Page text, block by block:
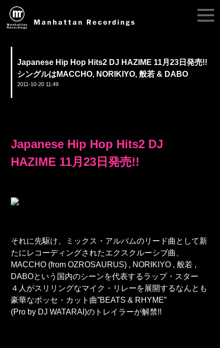
Japanese Hip Hop Hits2 DJ HAZIME 11月23日発売!!
シングルはMACCHO, NORIKIYO, 般若 & DABO
2011-10-20 11:49
Japanese Hip Hop Hits2 DJ
HAZIME 11月23日発売!!
それに先駆け、ミックス・アルバムのリード曲として新
たにレコーディングされたエクスクルーシブ曲、
MACCHO (from OZROSAURUS) , NORIKIYO , 般若 ,
DABOという国内のシーンを代表するラップ・スター
４人がスリリングなマイク・リレーを展開するなんとも
豪華なポッセ・カット曲”BEATS & RHYME”
(Pro by DJ WATARAI)のトレイラーが解禁!!